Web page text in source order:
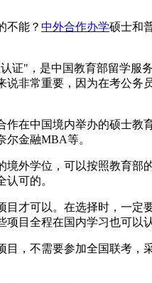
不能？ 中外合作办学硕士和
证"，是中国教育部留学服
非常重要，因为在考公务
在中国境内举办的硕士教
金融MBA等。
外学位，可以按照教育部
可的。
才可以。在选择时，一定
目全程在国内学习也可以
目，不需要参加全国联考，